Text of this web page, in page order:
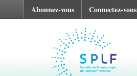
Abonnez-vous Connectez-vous